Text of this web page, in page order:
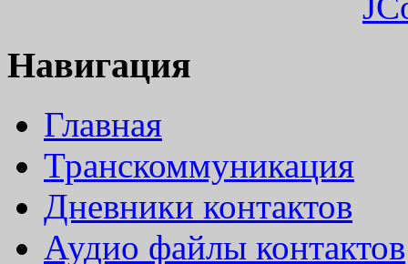
Навигация
Главная
Транскоммуникация
Дневники контактов
Аудио файлы контактов